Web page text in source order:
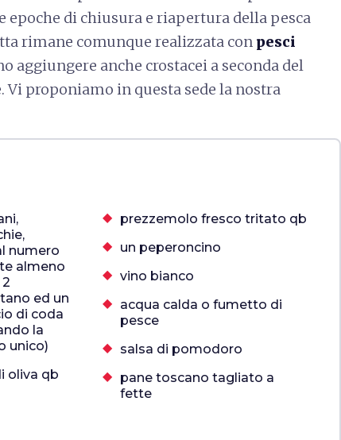
epoche di chiusura e riapertura della pesca
rimane comunque realizzata con pesci
aggiungere anche crostacei a seconda del
proponiamo in questa sede la nostra
numero
almeno
ed un
di coda
la
unico)
oliva qb
prezzemolo fresco tritato qb
un peperoncino
vino bianco
acqua calda o fumetto di
pesce
salsa di pomodoro
pane toscano tagliato a
fette